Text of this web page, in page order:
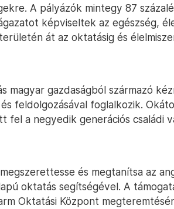
A pályázók mintegy 87
képviseltek az egészség,
át az oktatásig és
magyar gazdaságból származó
feldolgozásával foglalkozik.
fel a negyedik generációs családi
és megtanítsa az
oktatás segítségével. A
Oktatási Központ